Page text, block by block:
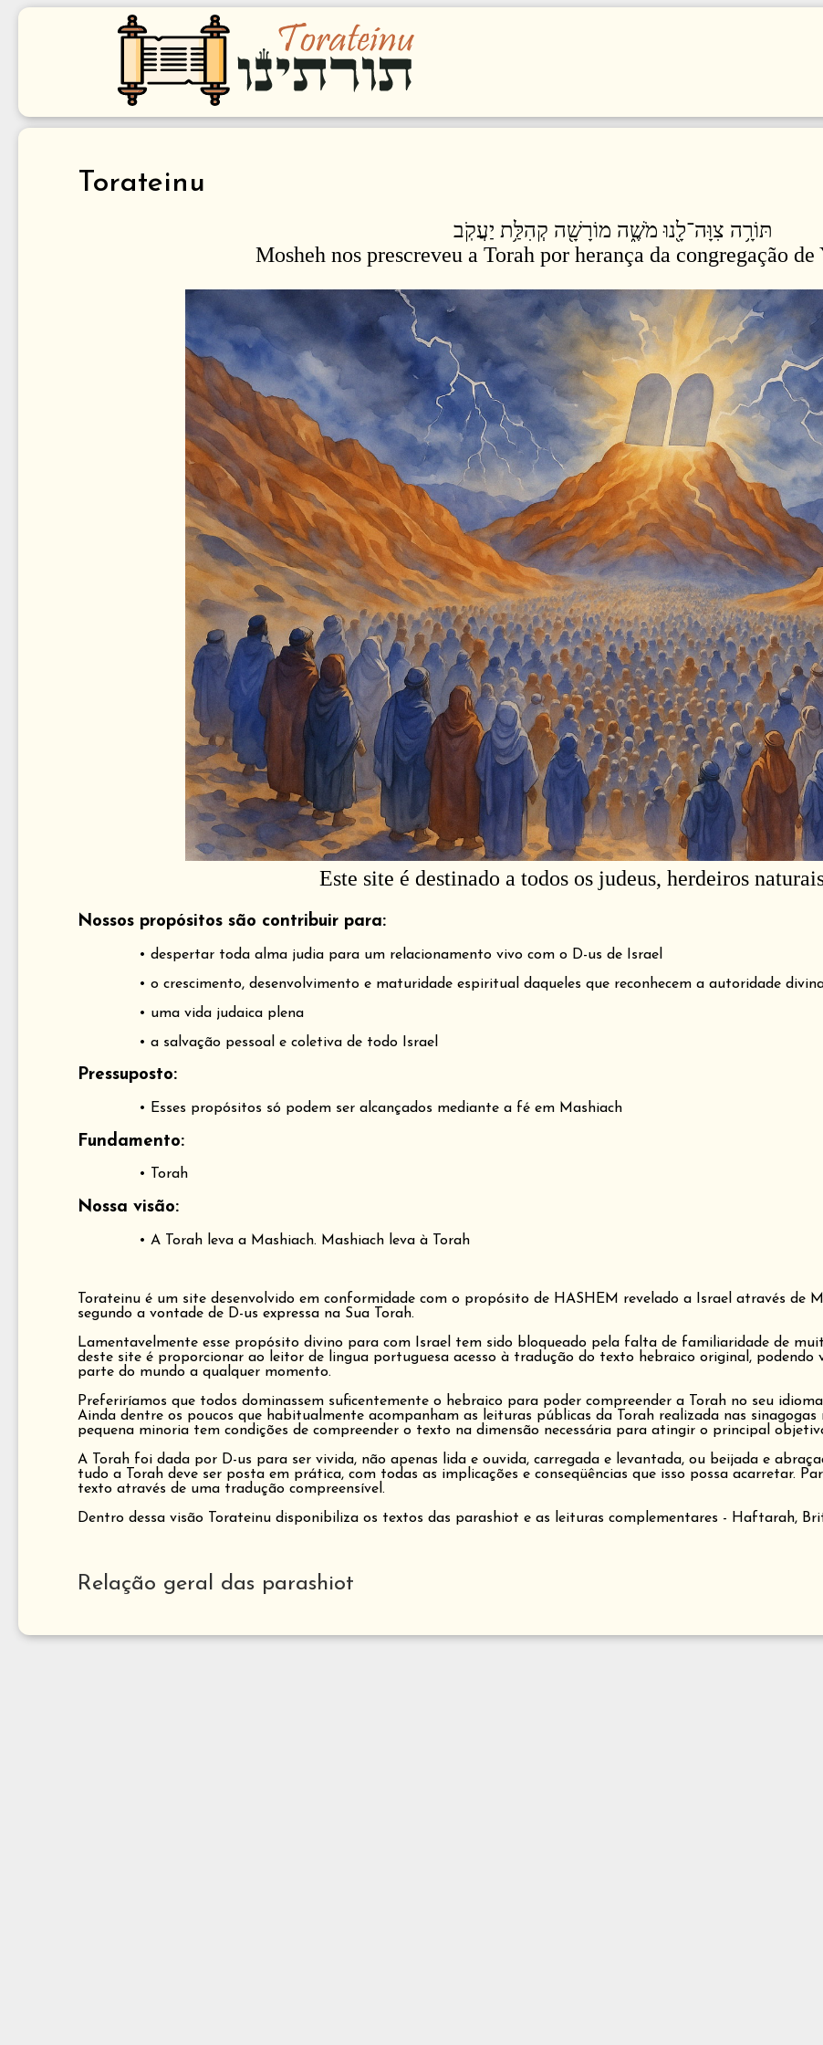
Torateinu
תּוֹרָ֥ה צִוָּה־לָ֖נוּ מֹשֶׁ֑ה מוֹרָשָׁ֖ה קְהִלַּ֥ת יַעֲקֹֽב
Mosheh nos prescreveu a Torah por herança da congregação
Este site é destinado a todos os judeus, herdeiros
Nossos propósitos são contribuir para:
• despertar toda alma judia para um relacionamento vivo com o D-us de Israel
• o crescimento, desenvolvimento e maturidade espiritual daqueles que reconhecem a autoridade
• uma vida judaica plena
• a salvação pessoal e coletiva de todo Israel
Pressuposto:
• Esses propósitos só podem ser alcançados mediante a fé em Mashiach
Fundamento:
• Torah
Nossa visão:
• A Torah leva a Mashiach. Mashiach leva à Torah
Torateinu é um site desenvolvido em conformidade com o propósito de HASHEM revelado a Israel através de
segundo a vontade de D-us expressa na Sua Torah.
Lamentavelmente esse propósito divino para com Israel tem sido bloqueado pela falta de familiaridade de
deste site é proporcionar ao leitor de lingua portuguesa acesso à tradução do texto hebraico original, podendo
parte do mundo a qualquer momento.
Preferiríamos que todos dominassem suficentemente o hebraico para poder compreender a Torah no seu
Ainda dentre os poucos que habitualmente acompanham as leituras públicas da Torah realizada nas
pequena minoria tem condições de compreender o texto na dimensão necessária para atingir o principal
A Torah foi dada por D-us para ser vivida, não apenas lida e ouvida, carregada e levantada, ou beijada e
tudo a Torah deve ser posta em prática, com todas as implicações e conseqüências que isso possa acarretar.
texto através de uma tradução compreensível.
Dentro dessa visão Torateinu disponibiliza os textos das parashiot e as leituras complementares - Haftarah,
Relação geral das parashiot